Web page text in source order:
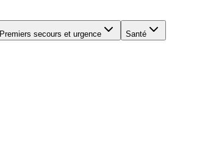
Premiers secours et urgence
Santé